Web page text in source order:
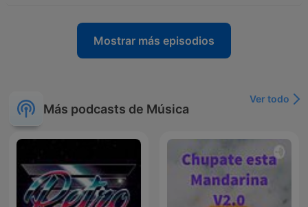
Mostrar más episodios
Más podcasts de Música
Ver todo